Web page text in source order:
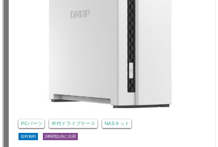
PCパーツ 外付ドライブケース NASキット
送料無料 24時間以内に出荷